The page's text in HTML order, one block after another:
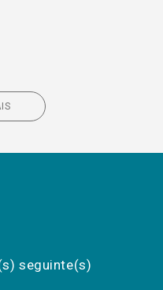
seguinte(s)